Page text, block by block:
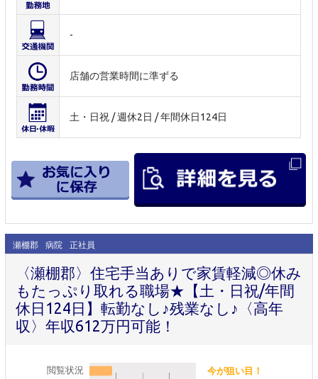
-
店舗の営業時間に準ずる
土・日祝 / 週休2日 / 年間休日124日
瀬棚郡 病院 正社員
〈瀬棚郡〉住宅手当ありで家賃軽減◎休み
もたっぷり取れる職場★【土・日祝/年間
休日124日】転勤なし♪残業なし♪〈高年
収〉年収612万円可能！
閲覧状況 今が狙い目！